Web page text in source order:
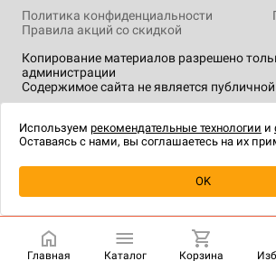
Уведомить о наличии
Копирование материалов разрешено
администрации
Содержимое сайта не является
Политика конфиденциальности
Правила акций со скидкой
технологии.
Главная Каталог Корзина
Используем рекомендательные технологии и
Оставаясь с нами, вы соглашаетесь на их
OK